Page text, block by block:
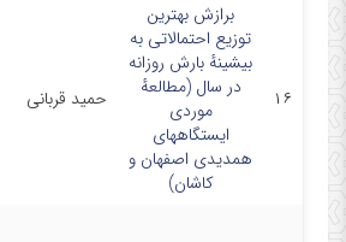
۱۶
برازش بهترین
توزیع احتمالاتی به
بیشینهٔ بارش روزانه
در سال (مطالعه‌ٔ
موردی
ایستگاههای
همدیدی اصفهان و
کاشان)
حمید قربانی